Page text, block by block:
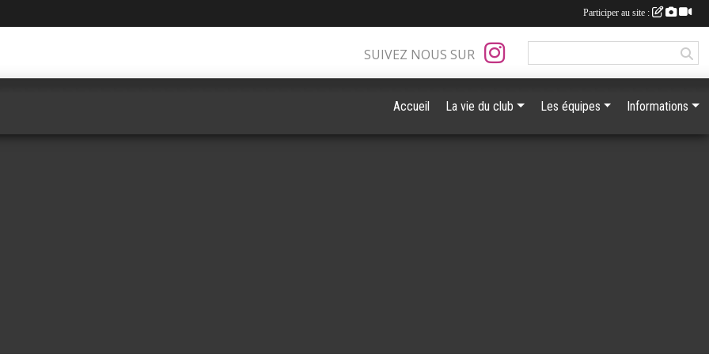
SUIVEZ NOUS SUR
Accueil La vie du club Les équipes Informations
Participer au site :